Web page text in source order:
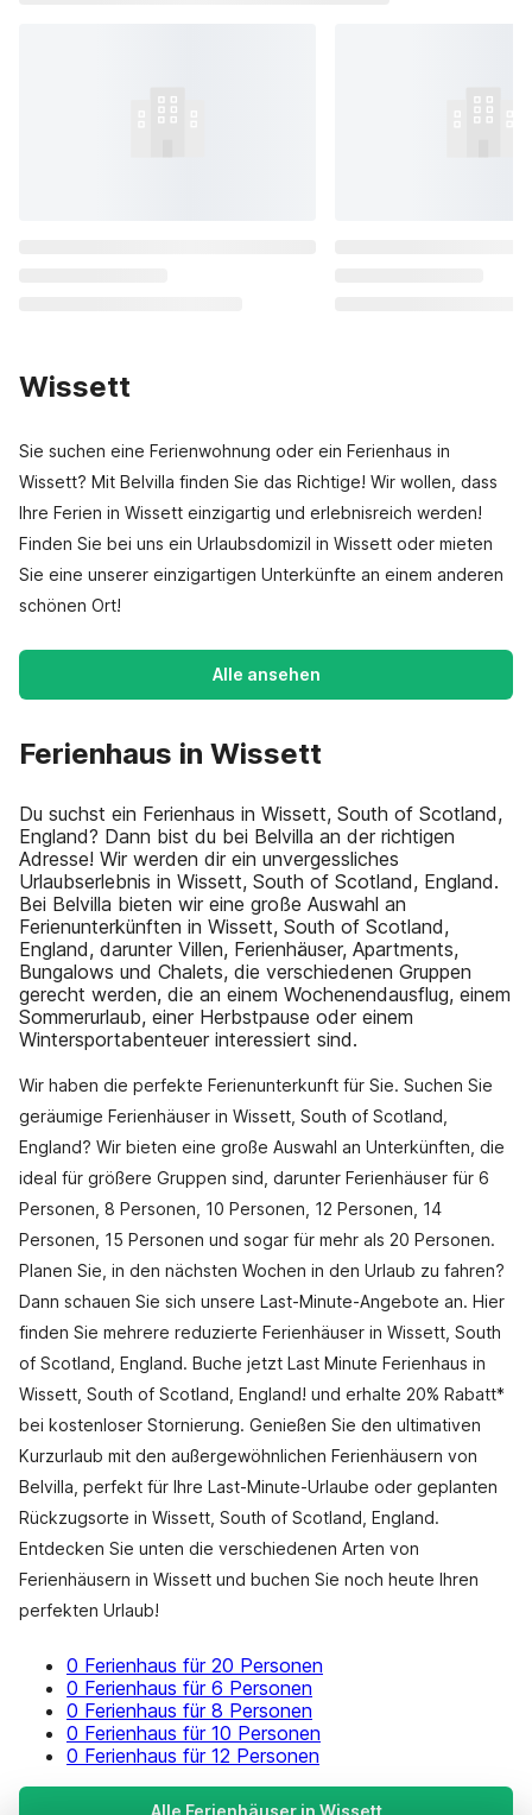
Wissett
Sie suchen eine Ferienwohnung oder ein Ferienhaus in
Wissett? Mit Belvilla finden Sie das Richtige! Wir wollen, dass
Ihre Ferien in Wissett einzigartig und erlebnisreich werden!
Finden Sie bei uns ein Urlaubsdomizil in Wissett oder mieten
Sie eine unserer einzigartigen Unterkünfte an einem anderen
schönen Ort!
Alle ansehen
Ferienhaus in Wissett
Du suchst ein Ferienhaus in Wissett, South of Scotland,
England? Dann bist du bei Belvilla an der richtigen
Adresse! Wir werden dir ein unvergessliches
Urlaubserlebnis in Wissett, South of Scotland, England.
Bei Belvilla bieten wir eine große Auswahl an
Ferienunterkünften in Wissett, South of Scotland,
England, darunter Villen, Ferienhäuser, Apartments,
Bungalows und Chalets, die verschiedenen Gruppen
gerecht werden, die an einem Wochenendausflug, einem
Sommerurlaub, einer Herbstpause oder einem
Wintersportabenteuer interessiert sind.
Wir haben die perfekte Ferienunterkunft für Sie. Suchen Sie
geräumige Ferienhäuser in Wissett, South of Scotland,
England? Wir bieten eine große Auswahl an Unterkünften, die
ideal für größere Gruppen sind, darunter Ferienhäuser für 6
Personen, 8 Personen, 10 Personen, 12 Personen, 14
Personen, 15 Personen und sogar für mehr als 20 Personen.
Planen Sie, in den nächsten Wochen in den Urlaub zu fahren?
Dann schauen Sie sich unsere Last-Minute-Angebote an. Hier
finden Sie mehrere reduzierte Ferienhäuser in Wissett, South
of Scotland, England. Buche jetzt Last Minute Ferienhaus in
Wissett, South of Scotland, England! und erhalte 20% Rabatt*
bei kostenloser Stornierung. Genießen Sie den ultimativen
Kurzurlaub mit den außergewöhnlichen Ferienhäusern von
Belvilla, perfekt für Ihre Last-Minute-Urlaube oder geplanten
Rückzugsorte in Wissett, South of Scotland, England.
Entdecken Sie unten die verschiedenen Arten von
Ferienhäusern in Wissett und buchen Sie noch heute Ihren
perfekten Urlaub!
0 Ferienhaus für 20 Personen
0 Ferienhaus für 6 Personen
0 Ferienhaus für 8 Personen
0 Ferienhaus für 10 Personen
0 Ferienhaus für 12 Personen
Alle Ferienhäuser in Wissett